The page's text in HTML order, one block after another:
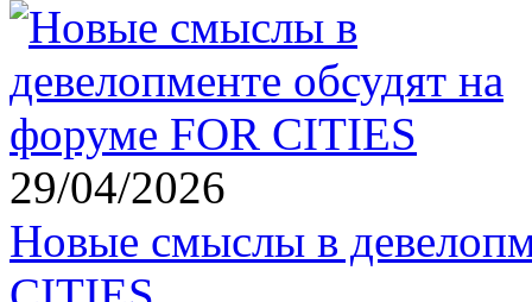
29/04/2026
Новые смыслы в